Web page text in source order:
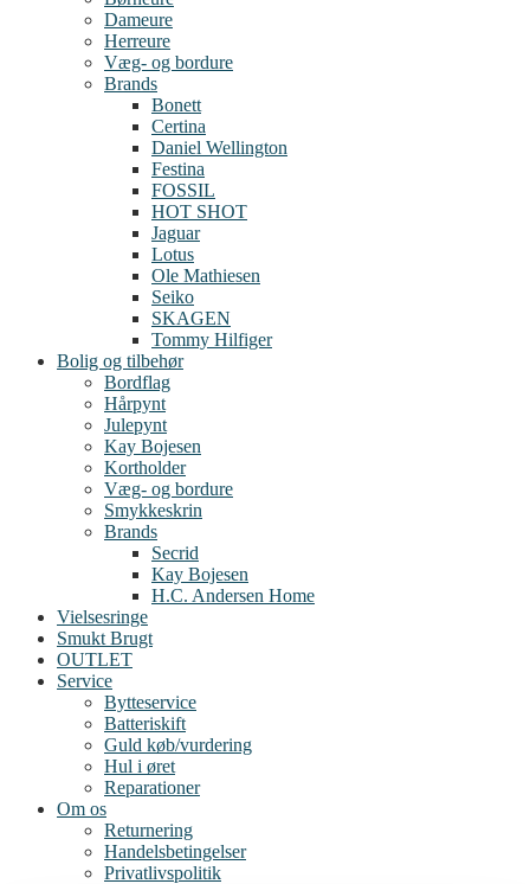
Dameure
Herreure
Væg- og bordure
Brands
Bonett
Certina
Daniel Wellington
Festina
FOSSIL
HOT SHOT
Jaguar
Lotus
Ole Mathiesen
Seiko
SKAGEN
Tommy Hilfiger
Bolig og tilbehør
Bordflag
Hårpynt
Julepynt
Kay Bojesen
Kortholder
Væg- og bordure
Smykkeskrin
Brands
Secrid
Kay Bojesen
H.C. Andersen Home
Vielsesringe
Smukt Brugt
OUTLET
Service
Bytteservice
Batteriskift
Guld køb/vurdering
Hul i øret
Reparationer
Om os
Returnering
Handelsbetingelser
Privatlivspolitik